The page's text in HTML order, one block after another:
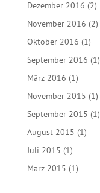
Dezember 2016 (2)
November 2016 (2)
Oktober 2016 (1)
September 2016 (1)
März 2016 (1)
November 2015 (1)
September 2015 (1)
August 2015 (1)
Juli 2015 (1)
März 2015 (1)